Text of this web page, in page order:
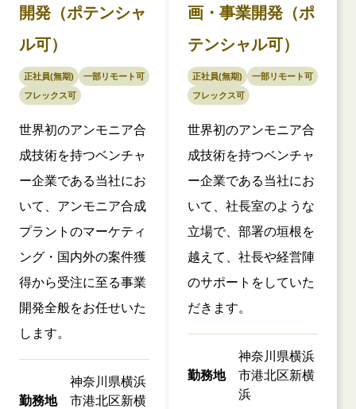
開発（ポテンシャ
ル可）
正社員(無期)
一部リモート可
フレックス可
世界初のアンモニア合
成技術を持つベンチャ
ー企業である当社にお
いて、アンモニア合成
プラントのマーケティ
ング・国内外の案件獲
得から受注に至る事業
開発全般をお任せいた
します。
勤務地
神奈川県横浜
市港北区新横
画・事業開発（ポ
テンシャル可）
正社員(無期)
一部リモート可
フレックス可
世界初のアンモニア合
成技術を持つベンチャ
ー企業である当社にお
いて、社長室のような
立場で、部署の垣根を
越えて、社長や経営陣
のサポートをしていた
だきます。
勤務地
神奈川県横浜
市港北区新横
浜